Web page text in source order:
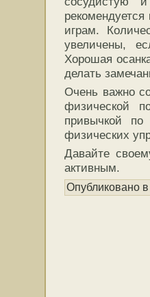
играм.
увеличены,
Хорошая
делать
Очень важно
физической
привычкой
физических
Давайте
активным.
Опубликовано в